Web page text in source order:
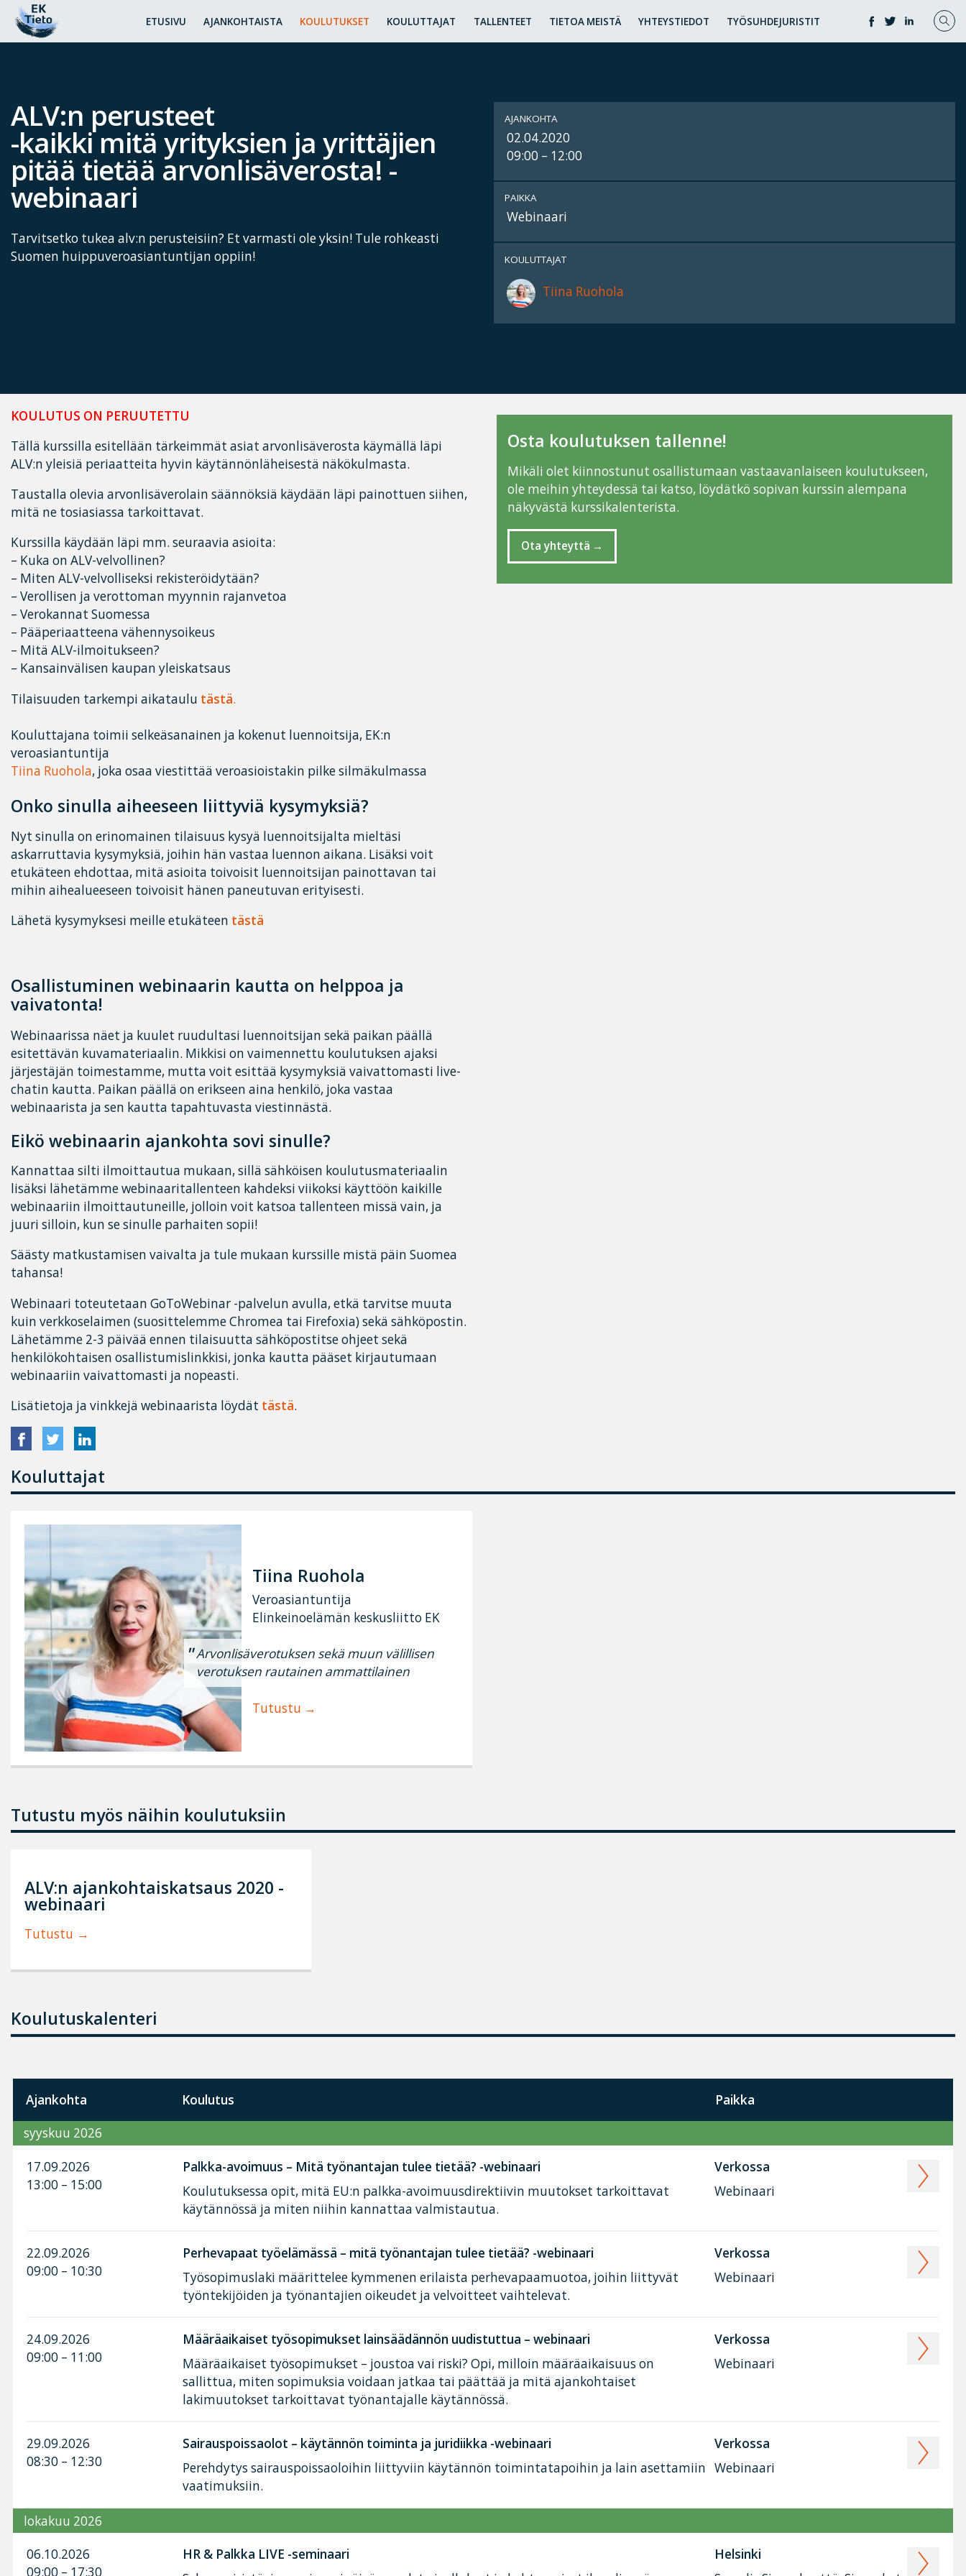
ETUSIVU AJANKOHTAISTA KOULUTUKSET KOULUTTAJAT TALLENTEET TIETOA MEISTÄ YHTEYSTIEDOT TYÖSUHDEJURISTIT
ALV:n perusteet
-kaikki mitä yrityksien ja yrittäjien
pitää tietää arvonlisäverosta! -
webinaari
Tarvitsetko tukea alv:n perusteisiin? Et varmasti ole yksin! Tule rohkeasti
Suomen huippuveroasiantuntijan oppiin!
AJANKOHTA
02.04.2020
09:00 – 12:00
PAIKKA
Webinaari
KOULUTTAJAT
Tiina Ruohola
KOULUTUS ON PERUUTETTU
Tällä kurssilla esitellään tärkeimmät asiat arvonlisäverosta käymällä läpi
ALV:n yleisiä periaatteita hyvin käytännönläheisestä näkökulmasta.
Taustalla olevia arvonlisäverolain säännöksiä käydään läpi painottuen siihen,
mitä ne tosiasiassa tarkoittavat.
Kurssilla käydään läpi mm. seuraavia asioita:
– Kuka on ALV-velvollinen?
– Miten ALV-velvolliseksi rekisteröidytään?
– Verollisen ja verottoman myynnin rajanvetoa
– Verokannat Suomessa
– Pääperiaatteena vähennysoikeus
– Mitä ALV-ilmoitukseen?
– Kansainvälisen kaupan yleiskatsaus
Tilaisuuden tarkempi aikataulu tästä.
Kouluttajana toimii selkeäsanainen ja kokenut luennoitsija, EK:n
veroasiantuntija
Tiina Ruohola, joka osaa viestittää veroasioistakin pilke silmäkulmassa
Onko sinulla aiheeseen liittyviä kysymyksiä?
Nyt sinulla on erinomainen tilaisuus kysyä luennoitsijalta mieltäsi
askarruttavia kysymyksiä, joihin hän vastaa luennon aikana. Lisäksi voit
etukäteen ehdottaa, mitä asioita toivoisit luennoitsijan painottavan tai
mihin aihealueeseen toivoisit hänen paneutuvan erityisesti.
Lähetä kysymyksesi meille etukäteen tästä
Osallistuminen webinaarin kautta on helppoa ja
vaivatonta!
Webinaarissa näet ja kuulet ruudultasi luennoitsijan sekä paikan päällä
esitettävän kuvamateriaalin. Mikkisi on vaimennettu koulutuksen ajaksi
järjestäjän toimestamme, mutta voit esittää kysymyksiä vaivattomasti live-
chatin kautta. Paikan päällä on erikseen aina henkilö, joka vastaa
webinaarista ja sen kautta tapahtuvasta viestinnästä.
Eikö webinaarin ajankohta sovi sinulle?
Kannattaa silti ilmoittautua mukaan, sillä sähköisen koulutusmateriaalin
lisäksi lähetämme webinaaritallenteen kahdeksi viikoksi käyttöön kaikille
webinaariin ilmoittautuneille, jolloin voit katsoa tallenteen missä vain, ja
juuri silloin, kun se sinulle parhaiten sopii!
Säästy matkustamisen vaivalta ja tule mukaan kurssille mistä päin Suomea
tahansa!
Webinaari toteutetaan GoToWebinar -palvelun avulla, etkä tarvitse muuta
kuin verkkoselaimen (suosittelemme Chromea tai Firefoxia) sekä sähköpostin.
Lähetämme 2-3 päivää ennen tilaisuutta sähköpostitse ohjeet sekä
henkilökohtaisen osallistumislinkkisi, jonka kautta pääset kirjautumaan
webinaariin vaivattomasti ja nopeasti.
Lisätietoja ja vinkkejä webinaarista löydät tästä.
Osta koulutuksen tallenne!
Mikäli olet kiinnostunut osallistumaan vastaavanlaiseen koulutukseen,
ole meihin yhteydessä tai katso, löydätkö sopivan kurssin alempana
näkyvästä kurssikalenterista.
Ota yhteyttä
Kouluttajat
Tiina Ruohola
Veroasiantuntija
Elinkeinoelämän keskusliitto EK
Arvonlisäverotuksen sekä muun välillisen
verotuksen rautainen ammattilainen
Tutustu
Tutustu myös näihin koulutuksiin
ALV:n ajankohtaiskatsaus 2020 -
webinaari
Tutustu
Koulutuskalenteri
Ajankohta Koulutus Paikka
syyskuu 2026
17.09.2026
13:00 – 15:00
Palkka-avoimuus – Mitä työnantajan tulee tietää? -webinaari
Koulutuksessa opit, mitä EU:n palkka-avoimuusdirektiivin muutokset tarkoittavat
käytännössä ja miten niihin kannattaa valmistautua.
Verkossa
Webinaari
22.09.2026
09:00 – 10:30
Perhevapaat työelämässä – mitä työnantajan tulee tietää? -webinaari
Työsopimuslaki määrittelee kymmenen erilaista perhevapaamuotoa, joihin liittyvät
työntekijöiden ja työnantajien oikeudet ja velvoitteet vaihtelevat.
Verkossa
Webinaari
24.09.2026
09:00 – 11:00
Määräaikaiset työsopimukset lainsäädännön uudistuttua – webinaari
Määräaikaiset työsopimukset – joustoa vai riski? Opi, milloin määräaikaisuus on
sallittua, miten sopimuksia voidaan jatkaa tai päättää ja mitä ajankohtaiset
lakimuutokset tarkoittavat työnantajalle käytännössä.
Verkossa
Webinaari
29.09.2026
08:30 – 12:30
Sairauspoissaolot – käytännön toiminta ja juridiikka -webinaari
Perehdytys sairauspoissaoloihin liittyviin käytännön toimintatapoihin ja lain asettamiin
vaatimuksiin.
Verkossa
Webinaari
lokakuu 2026
06.10.2026
09:00 – 17:30
HR & Palkka LIVE -seminaari
Helsinki